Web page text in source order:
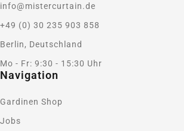
info@mistercurtain.de
+49 (0) 30 235 903 858
Berlin, Deutschland
Mo - Fr: 9:30 - 15:30 Uhr
Navigation
Gardinen Shop
Jobs